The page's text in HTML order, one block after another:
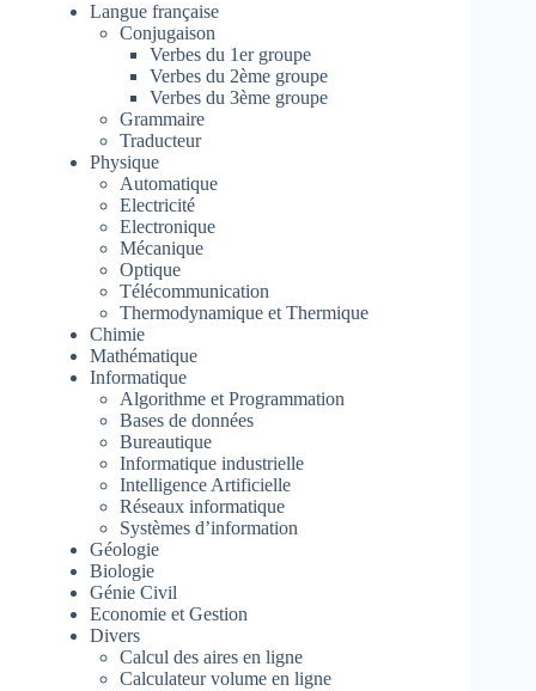
Langue française
Conjugaison
Verbes du 1er groupe
Verbes du 2ème groupe
Verbes du 3ème groupe
Grammaire
Traducteur
Physique
Automatique
Electricité
Electronique
Mécanique
Optique
Télécommunication
Thermodynamique et Thermique
Chimie
Mathématique
Informatique
Algorithme et Programmation
Bases de données
Bureautique
Informatique industrielle
Intelligence Artificielle
Réseaux informatique
Systèmes d’information
Géologie
Biologie
Génie Civil
Economie et Gestion
Divers
Calcul des aires en ligne
Calculateur volume en ligne